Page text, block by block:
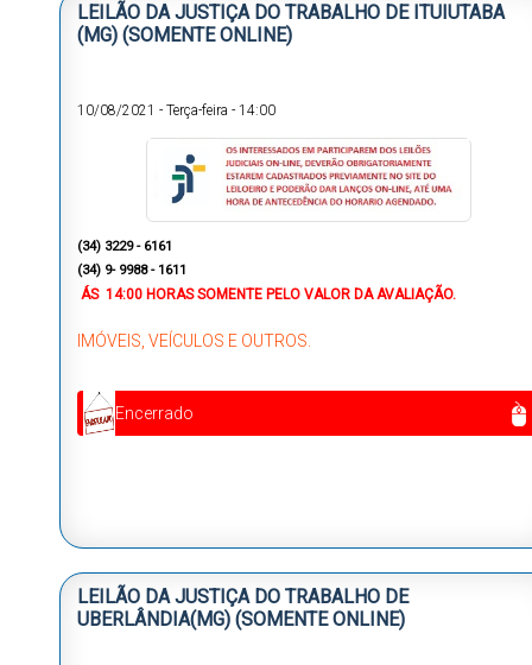
LEILÃO DA JUSTIÇA DO TRABALHO DE ITUIUTABA
(MG) (SOMENTE ONLINE)
10/08/2021 - Terça-feira - 14:00
(34) 3229 - 6161
(34) 9- 9988 - 1611
ÁS 14:00 HORASSOMENTE PELO VALOR DA AVALIAÇÃO.
IMÓVEIS, VEÍCULOS E OUTROS.
Encerrado
LEILÃO DA JUSTIÇA DO TRABALHO DE
UBERLÂNDIA(MG) (SOMENTE ONLINE)